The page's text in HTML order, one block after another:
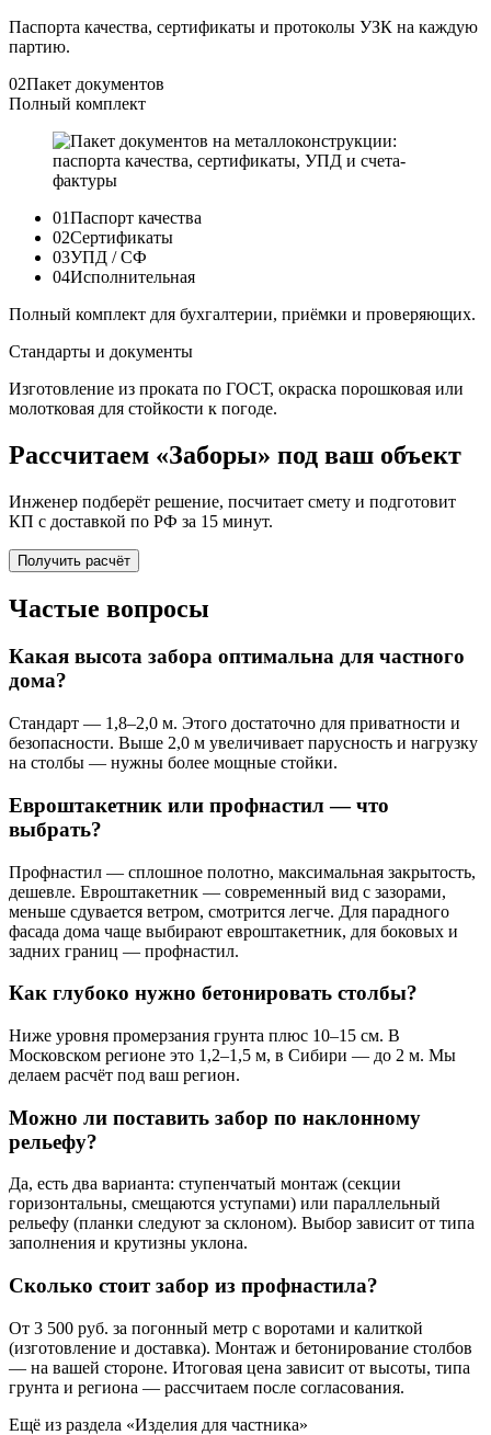
Паспорта качества, сертификаты и протоколы УЗК на каждую
партию.
02Пакет документов
Полный комплект
01Паспорт качества
02Сертификаты
03УПД / СФ
04Исполнительная
Полный комплект для бухгалтерии, приёмки и проверяющих.
Стандарты и документы
Изготовление из проката по ГОСТ, окраска порошковая или
молотковая для стойкости к погоде.
Рассчитаем «Заборы» под ваш объект
Инженер подберёт решение, посчитает смету и подготовит
КП с доставкой по РФ за 15 минут.
Получить расчёт
Частые вопросы
Какая высота забора оптимальна для частного
дома?
Стандарт — 1,8–2,0 м. Этого достаточно для приватности и
безопасности. Выше 2,0 м увеличивает парусность и нагрузку
на столбы — нужны более мощные стойки.
Евроштакетник или профнастил — что
выбрать?
Профнастил — сплошное полотно, максимальная закрытость,
дешевле. Евроштакетник — современный вид с зазорами,
меньше сдувается ветром, смотрится легче. Для парадного
фасада дома чаще выбирают евроштакетник, для боковых и
задних границ — профнастил.
Как глубоко нужно бетонировать столбы?
Ниже уровня промерзания грунта плюс 10–15 см. В
Московском регионе это 1,2–1,5 м, в Сибири — до 2 м. Мы
делаем расчёт под ваш регион.
Можно ли поставить забор по наклонному
рельефу?
Да, есть два варианта: ступенчатый монтаж (секции
горизонтальны, смещаются уступами) или параллельный
рельефу (планки следуют за склоном). Выбор зависит от типа
заполнения и крутизны уклона.
Сколько стоит забор из профнастила?
От 3 500 руб. за погонный метр с воротами и калиткой
(изготовление и доставка). Монтаж и бетонирование столбов
— на вашей стороне. Итоговая цена зависит от высоты, типа
грунта и региона — рассчитаем после согласования.
Ещё из раздела «Изделия для частника»